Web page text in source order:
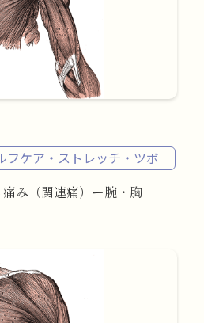
フケア・ストレッチ・ツボ
み（関連痛）ー腕・胸